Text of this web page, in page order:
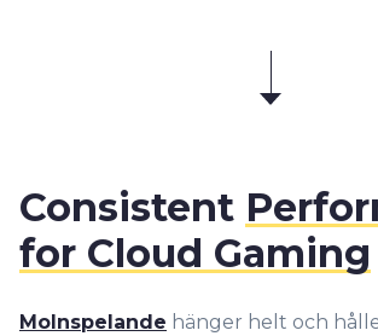
Consistent
for Cloud Gaming
Molnspelande hänger helt och